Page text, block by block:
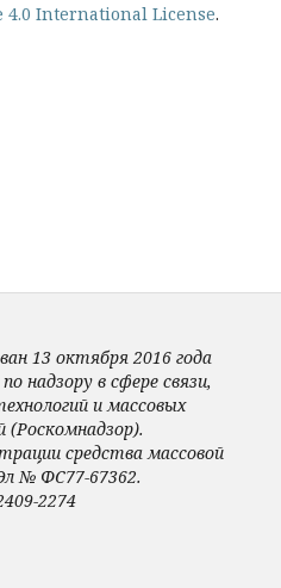
International License.
13 октября 2016 года
надзору в сфере связи,
и массовых
(Роскомнадзор).
средства массовой
№ ФС77-67362.
2274